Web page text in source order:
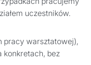
uczestników.
pracy warsztatowej),
konkretach, bez